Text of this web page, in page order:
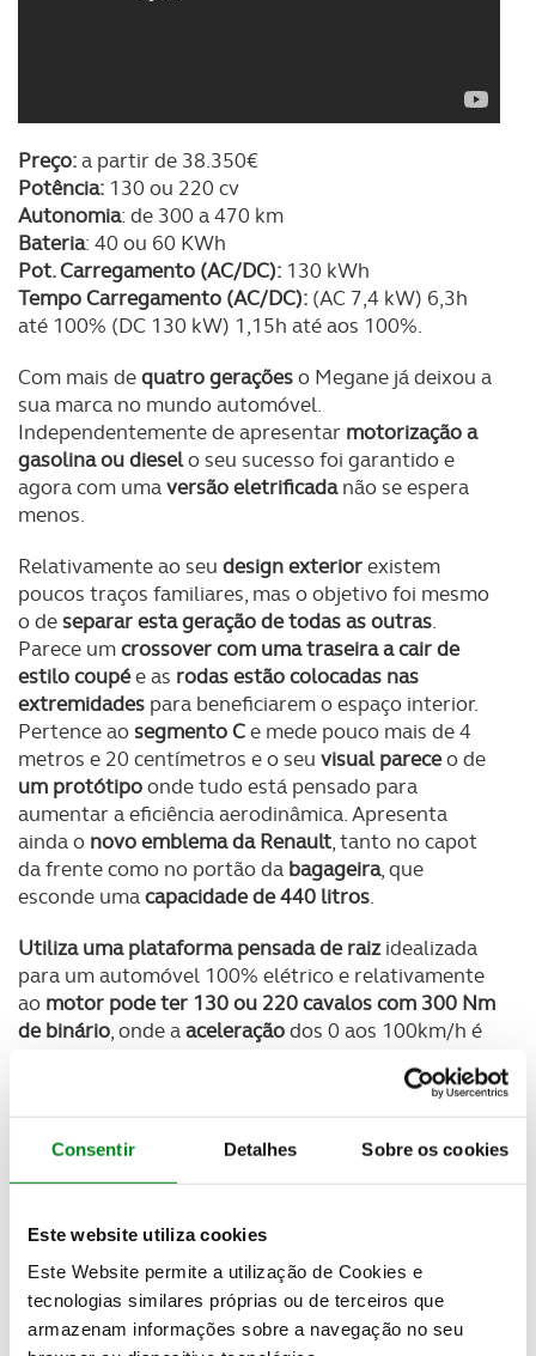
Consentir Detalhes Sobre os cookies
Este website utiliza cookies
Este Website permite a utilização de Cookies e
tecnologias similares próprias ou de terceiros que
armazenam informações sobre a navegação no seu
Preço:a partir de 38.350€
Potência: 130 ou 220 cv
Autonomia: de 300 a 470 km
Bateria: 40 ou 60 KWh
Pot. Carregamento (AC/DC): 130 kWh
Tempo Carregamento (AC/DC): (AC 7,4 kW) 6,3h
até 100% (DC 130 kW) 1,15h até aos 100%.
Com mais dequatro geraçõeso Megane já deixou a
sua marca no mundo automóvel.
Independentemente de apresentar motorização a
gasolina ou dieselo seu sucesso foi garantido e
agora com umaversão eletrificadanão se espera
menos.
Relativamente ao seu design exteriorexistem
poucos traços familiares, mas o objetivo foi mesmo
o deseparar esta geração de todas as outras.
Parece umcrossover com uma traseira a cair de
estilo coupée as rodas estão colocadas nas
extremidades para beneficiarem o espaço interior.
Pertence aosegmento Ce mede pouco mais de 4
metros e 20 centímetros e o seu visual pareceo de
um protótipoonde tudo está pensado para
aumentar a eficiência aerodinâmica. Apresenta
ainda o novo emblema da Renault, tanto no capot
da frente como no portão da bagageira, que
esconde umacapacidade de 440 litros.
Utiliza uma plataforma pensada de raiz idealizada
para um automóvel 100% elétrico e relativamente
ao motor pode ter 130 ou 220 cavalos com 300 Nm
de binário, onde aaceleraçãodos 0 aos 100km/h é
baterias
estão colocadas no ponto mais baixo do veiculo,
apresentamduas opções, uma com 300 kmde
apesar do centro de gravidade ser baixo o Megane
Newsletter Revista
Receba as novidades do mundo automóvel e